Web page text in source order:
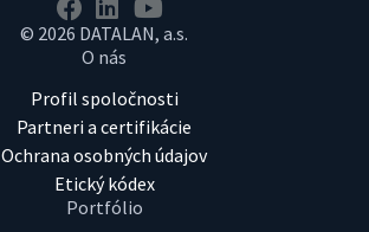
© 2026 DATALAN, a.s.
O nás
Profil spoločnosti
Partneri a certifikácie
Ochrana osobných údajov
Etický kódex
Portfólio